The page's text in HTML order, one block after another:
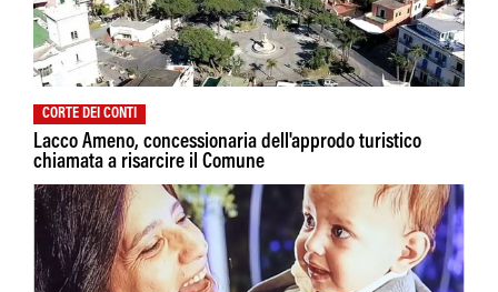
CORTE DEI CONTI
Lacco Ameno, concessionaria dell'approdo turistico
chiamata a risarcire il Comune